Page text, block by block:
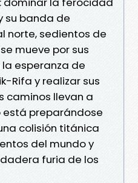
su banda de
norte, sedientos de
mueve por sus
esperanza de
Rifa y realizar sus
caminos llevan a
está preparándose
colisión titánica
del mundo y
furia de los